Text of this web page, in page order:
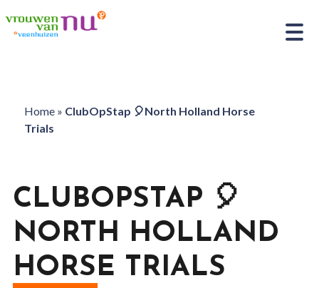
Home» ClubOpStap 🎈North Holland Horse
Trials
CLUBOPSTAP 🎈
NORTH HOLLAND
HORSE TRIALS